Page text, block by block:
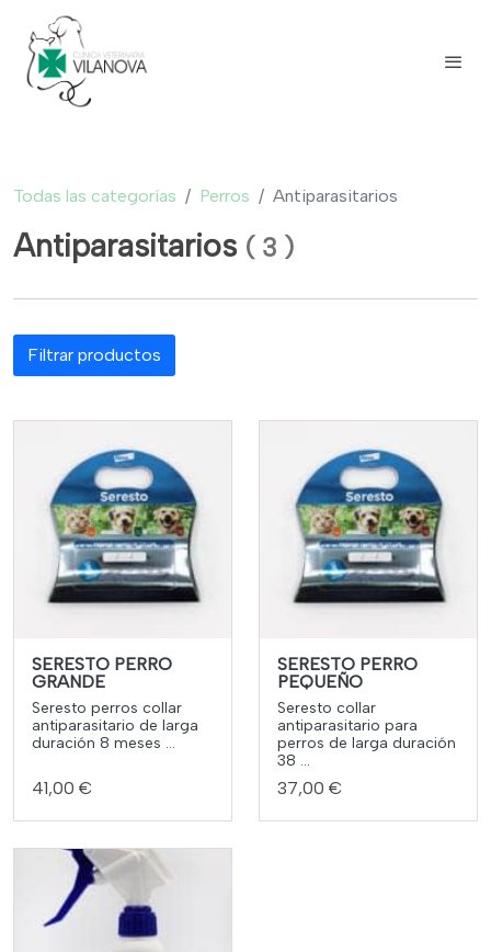
Todas las categorías Perros Antiparasitarios
Antiparasitarios ( 3 )
Filtrar productos
SERESTO PERRO
GRANDE
Seresto perros collar
antiparasitario de larga
duración 8 meses ...
41,00 €
SERESTO PERRO
PEQUEÑO
Seresto collar
antiparasitario para
perros de larga duración
38 ...
37,00 €